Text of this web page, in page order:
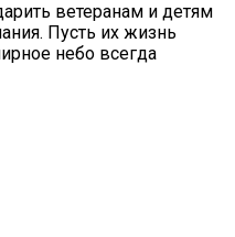
ветеранам и детям
Пусть их жизнь
небо всегда